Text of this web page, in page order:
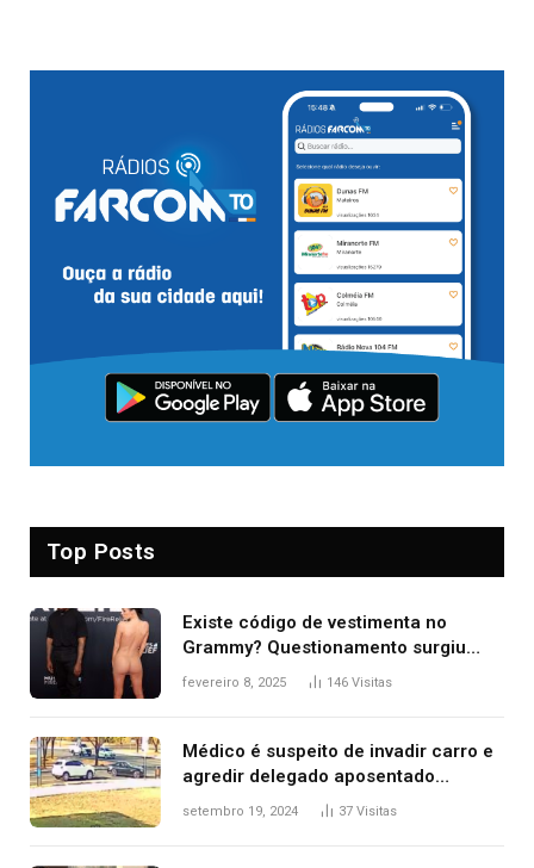
Top Posts
Existe código de vestimenta no
Grammy? Questionamento surgiu
após Bianca Censori, mulher de
fevereiro 8, 2025 146 Visitas
Médico é suspeito de invadir carro e
agredir delegado aposentado
durante confusão no trânsito
setembro 19, 2024 37 Visitas